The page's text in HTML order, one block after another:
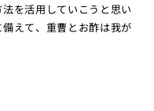
を活用していこうと思い
えて、重曹とお酢は我が